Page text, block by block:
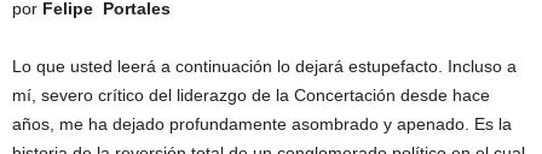
por Felipe Portales
Lo que usted leerá a continuación lo dejará estupefacto. Incluso a
mí, severo crítico del liderazgo de la Concertación desde hace
años, me ha dejado profundamente asombrado y apenado. Es la